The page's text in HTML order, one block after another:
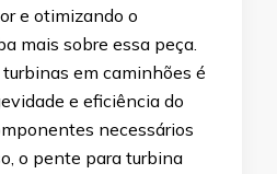
e otimizando o
mais sobre essa peça.
em caminhões é
e eficiência do
necessários
o pente para turbina